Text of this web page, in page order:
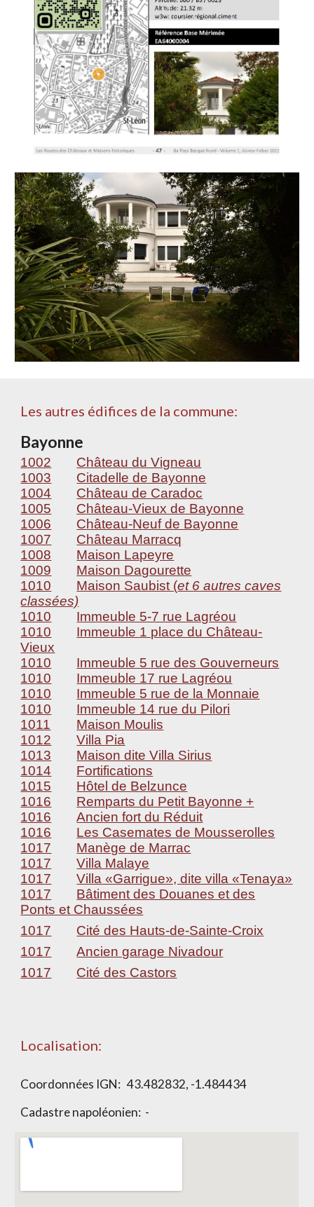
Les autres édifices de la commune:
Bayonne
1002
Château du Vigneau
1003
Citadelle de Bayonne
1004
Château de Caradoc
1005
Château-Vieux de Bayonne
1006
Château-Neuf de Bayonne
1007
Château Marracq
1008
Maison Lapeyre
1009
Maison Dagourette
1010
Maison Saubist (et 6 autres caves
classées)
1010
Immeuble 5-7 rue Lagréou
1010
Immeuble 1 place du Château-
Vieux
1010
Immeuble 5 rue des Gouverneurs
1010
Immeuble 17 rue Lagréou
1010
Immeuble 5 rue de la Monnaie
1010
Immeuble 14 rue du Pilori
1011
Maison Moulis
1012
Villa Pia
1013
Maison dite Villa Sirius
1014
Fortifications
1015
Hôtel de Belzunce
1016
Remparts du Petit Bayonne +
1016
Ancien fort du Réduit
1016
Les Casemates de Mousserolles
1017
Manège de Marrac
1017
Villa Malaye
1017
Villa «Garrigue», dite villa «Tenaya»
1017
Bâtiment des Douanes et des
Ponts et Chaussées
1017
Cité des Hauts-de-Sainte-Croix
1017
Ancien garage Nivadour
1017
Cité des Castors
Localisation:
Coordonnées IGN:43.482832, -1.484434
Cadastre napoléonien: -